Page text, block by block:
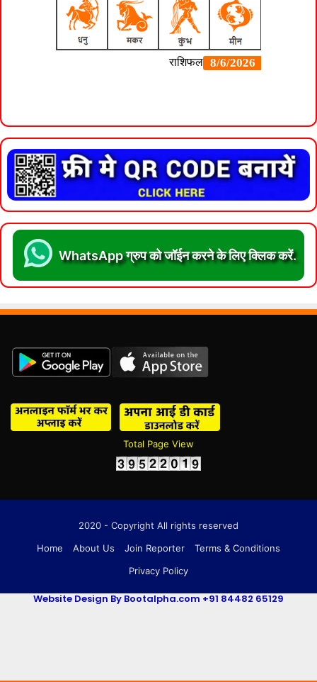
WhatsApp ग्रुप को जॉईन करने के लिए क्लिक करें.
Total Page View
2020 - Copyright All rights reserved
Home
About Us Join Reporter
Terms & Conditions
Privacy Policy
Website Design By Bootalpha.com +91 84482 65129